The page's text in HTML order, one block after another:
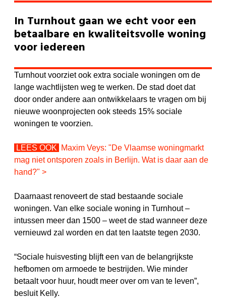
In Turnhout gaan we echt voor een
betaalbare en kwaliteitsvolle woning
voor iedereen
Turnhout voorziet ook extra sociale woningen om de
lange wachtlijsten weg te werken. De stad doet dat
door onder andere aan ontwikkelaars te vragen om bij
nieuwe woonprojecten ook steeds 15% sociale
woningen te voorzien.
LEES OOK Maxim Veys: "De Vlaamse woningmarkt
mag niet ontsporen zoals in Berlijn. Wat is daar aan de
hand?" >
Daarnaast renoveert de stad bestaande sociale
woningen. Van elke sociale woning in Turnhout –
intussen meer dan 1500 – weet de stad wanneer deze
vernieuwd zal worden en dat ten laatste tegen 2030.
“Sociale huisvesting blijft een van de belangrijkste
hefbomen om armoede te bestrijden. Wie minder
betaalt voor huur, houdt meer over om van te leven”,
besluit Kelly.